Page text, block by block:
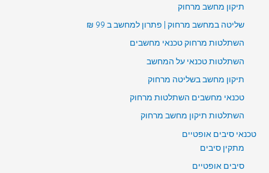
תיקון מחשב מרחוק
שליטה במחשב מרחוק | פתרון למחשב ב 99 ₪
השתלטות מרחוק טכנאי מחשבים
השתלטות טכנאי על המחשב
תיקון מחשב בשליטה מרחוק
טכנאי מחשבים השתלטות מרחוק
השתלטות תיקון מחשב מרחוק
טכנאי סיבים אופטיים
מתקין סיבים
סיבים אופטיים